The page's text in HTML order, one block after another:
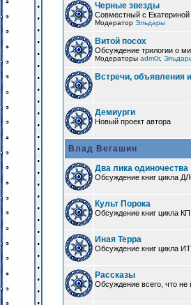
Черные звезды
Совместный с Екатериной
Модератор Эльдары
Витой посох
Обсуждение трилогии о
Модераторы adm0r,
Встречи, объявления
Демиурги
Новый проект автора
Влад Вегашин
Два лика одиночества
Обсуждение книг цикла
Культ Порока
Обсуждение книг цикла КП
Иная Терра
Обсуждение книг цикла ИТ
Рассказы
Обсуждение всего, что не